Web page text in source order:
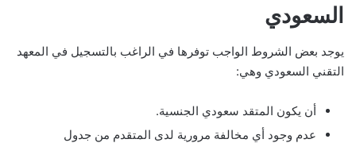
السعودي
يوجد بعض الشروط الواجب توفرها في الراغب بالتسجيل في المعهد
التقني السعودي وهي:
أن يكون المتقد سعودي الجنسية.
عدم وجود أي مخالفة مرورية لدى المتقدم من جدول